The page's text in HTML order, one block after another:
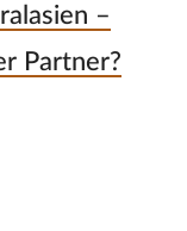
–
Partner?